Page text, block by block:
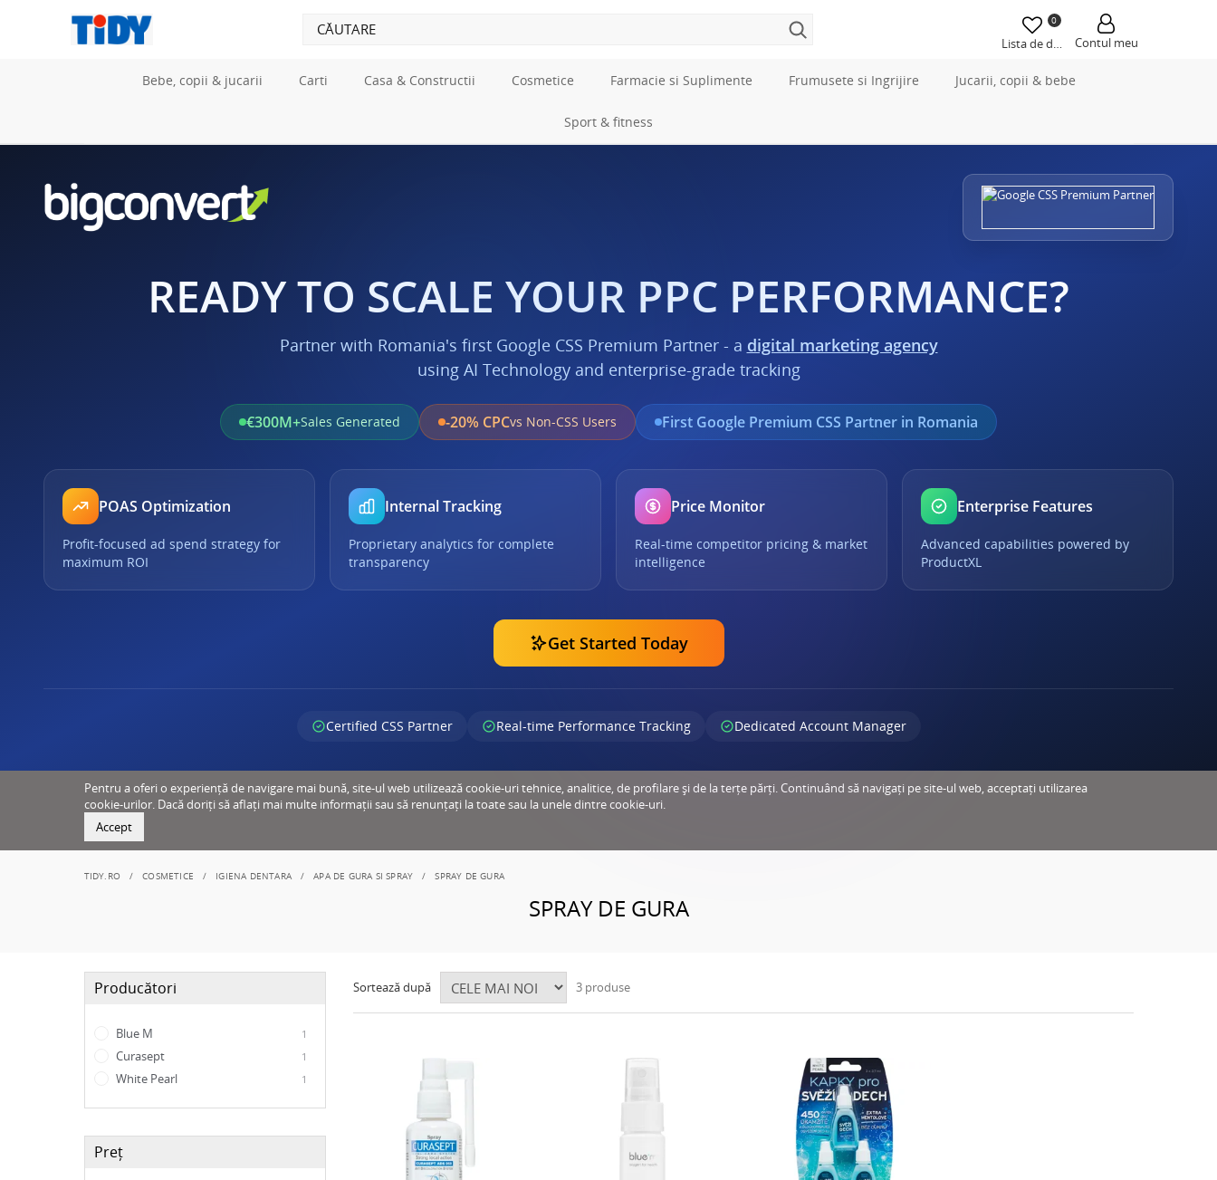
0
Lista de dorințeContul meu
Bebe, copii & jucarii Carti Casa & Constructii Cosmetice Farmacie si Suplimente Frumusete si Ingrijire Jucarii, copii & bebe
Sport & fitness
READY TO SCALE YOUR PPC PERFORMANCE?
Partner with Romania's first Google CSS Premium Partner - a digital marketing agency
using AI Technology and enterprise-grade tracking
€300M+Sales Generated -20% CPCvs Non-CSS Users First Google Premium CSS Partner in Romania
POAS Optimization
Profit-focused ad spend strategy for
maximum ROI
Internal Tracking
Proprietary analytics for complete
transparency
Price Monitor
Real-time competitor pricing & market
intelligence
Enterprise Features
Advanced capabilities powered by
ProductXL
Get Started Today
Certified CSS Partner Real-time Performance Tracking Dedicated Account Manager
Pentru a oferi o experiență de navigare mai bună, site-ul web utilizează cookie-uri tehnice, analitice, de profilare și de la terțe părți. Continuând să navigați pe site-ul web, acceptați utilizarea
cookie-urilor. Dacă doriți să aflați mai multe informații sau să renunțați la toate sau la unele dintre cookie-uri.
Accept
TIDY.RO COSMETICE IGIENA DENTARA APA DE GURA SI SPRAY SPRAY DE GURA
SPRAY DE GURA
Producători
Blue M 1
Curasept 1
White Pearl 1
Preț
Sortează după 3 produse